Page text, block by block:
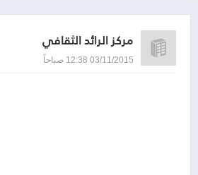
مركز الرائد الثقافي
03/11/2015 12:38 صباحاً